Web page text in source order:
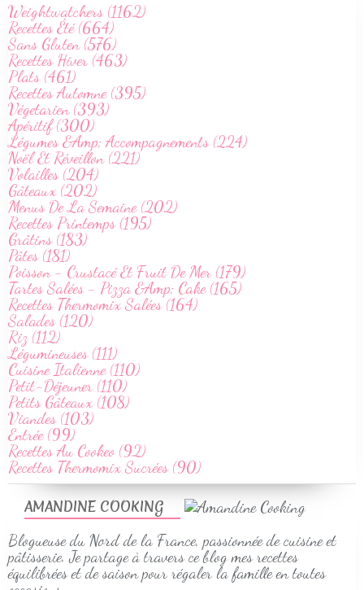
AMANDINE COOKING
Blogueuse du Nord de la France, passionnée de cuisine et
pâtisserie. Je partage à travers ce blog mes recettes
équilibrées et de saison pour régaler la famille en toutes
Weightwatchers (1162)
Recettes Été (664)
Sans Gluten (576)
Recettes Hiver (463)
Plats (461)
Recettes Automne (395)
Végetarien (393)
Apéritif (300)
Légumes &Amp; Accompagnements (224)
Noël Et Réveillon (221)
Volailles (204)
Gâteaux (202)
Menus De La Semaine (202)
Recettes Printemps (195)
Grâtins (183)
Pâtes (181)
Poisson - Crustacé Et Fruit De Mer (179)
Tartes Salées - Pizza &Amp; Cake (165)
Recettes Thermomix Salées (164)
Salades (120)
Riz (112)
Légumineuses (111)
Cuisine Italienne (110)
Petit-Déjeuner (110)
Petits Gâteaux (108)
Viandes (103)
Entrée (99)
Recettes Au Cookeo (92)
Recettes Thermomix Sucrées (90)